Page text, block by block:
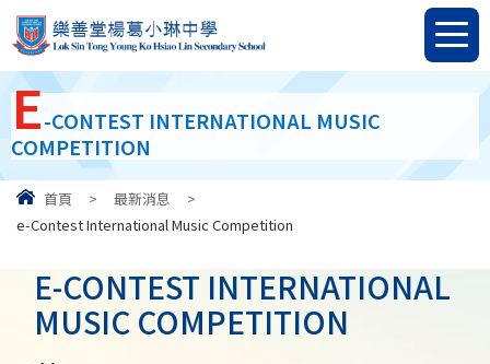
E-CONTEST INTERNATIONAL MUSIC
COMPETITION
首頁 > 最新消息
>
e-Contest International Music Competition
E-CONTEST INTERNATIONAL
MUSIC COMPETITION